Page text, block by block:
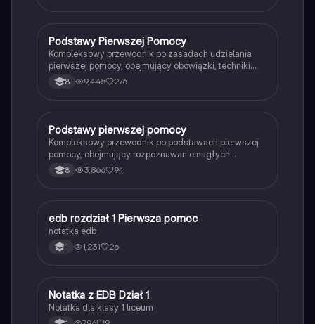
dotyczące postępowania w nagłych wypadkach oraz
numery alarmowe. Typ: prezentacja.
Edukacja dla bezpieczeństwa
Podstawy Pierwszej Pomocy
Kompleksowy przewodnik po zasadach udzielania
pierwszej pomocy, obejmujący obowiązki, techniki
resuscytacji, rodzaje ran oraz wyposażenie apteczki.
Idealny materiał do nauki dla każdego, kto chce być
8 9,445 276
Edukacja dla bezpieczeństwa
Podstawy pierwszej pomocy
Kompleksowy przewodnik po podstawach pierwszej
pomocy, obejmujący rozpoznawanie nagłych
zagrożeń zdrowotnych, resuscytację krążeniowo-
oddechową, tamowanie krwawień oraz postępowanie
jakie wyposażenie powinna zawierać apteczka
pierwszej pomocy.
8 3,866 94
Edukacja dla bezpieczeństwa
edb rozdział 1 Pierwsza pomoc
notatka edb
1 1,231 26
Edukacja dla bezpieczeństwa
Notatka z EDB Dział 1
Notatka dla klasy 1 liceum